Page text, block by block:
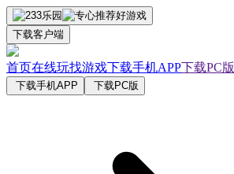
下载客户端
首页在线玩找游戏下载手机APP下载PC版
下载手机APP 下载PC版